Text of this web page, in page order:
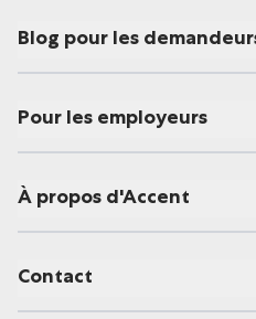
Blog pour les
Pour les employeurs
À propos d'Accent
Contact